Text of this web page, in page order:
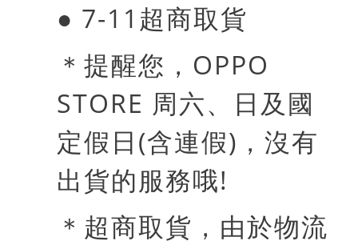
● 7-11 超商取貨
＊提醒您， OPPO
STORE 周六、日及國
定假日(含連假) ，沒有
出貨的服務哦!
＊超商取貨，由於物流